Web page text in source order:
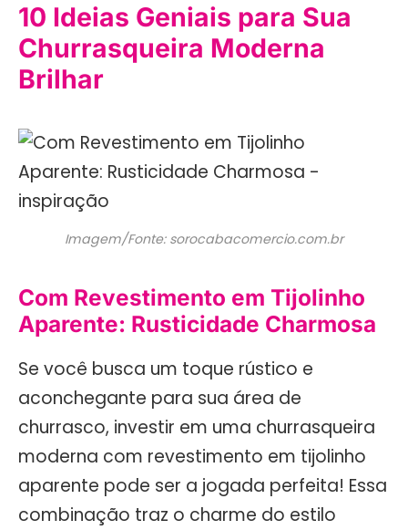
10 Ideias Geniais para Sua
Churrasqueira Moderna
Brilhar
Imagem/Fonte: sorocabacomercio.com.br
Com Revestimento em Tijolinho
Aparente: Rusticidade Charmosa
Se você busca um toque rústico e
aconchegante para sua área de
churrasco, investir em uma churrasqueira
moderna com revestimento em tijolinho
aparente pode ser a jogada perfeita! Essa
combinação traz o charme do estilo